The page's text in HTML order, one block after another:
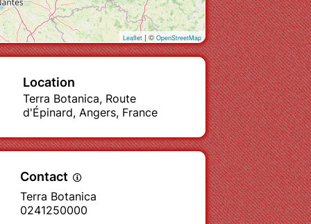
Leaflet | © OpenStreetMap
Location
Terra Botanica, Route
d'Épinard, Angers, France
Contact
Terra Botanica
0241250000